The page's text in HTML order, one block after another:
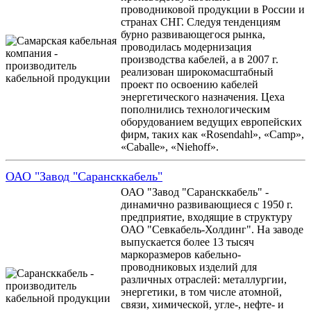
проводниковой продукции в России и
странах СНГ. Следуя тенденциям
бурно развивающегося рынка,
проводилась модернизация
производства кабелей, а в 2007 г.
реализован широкомасштабный
проект по освоению кабелей
энергетического назначения. Цеха
пополнились технологическим
оборудованием ведущих европейских
фирм, таких как «Rosendahl», «Camp»,
«Caballe», «Niehoff».
ОАО "Завод "Сарансккабель"
ОАО "Завод "Сарансккабель" -
динамично развивающиеся с 1950 г.
предприятие, входящие в структуру
ОАО "Севкабель-Холдинг". На заводе
выпускается более 13 тысяч
маркоразмеров кабельно-
проводниковых изделий для
различных отраслей: металлургии,
энергетики, в том числе атомной,
связи, химической, угле-, нефте- и